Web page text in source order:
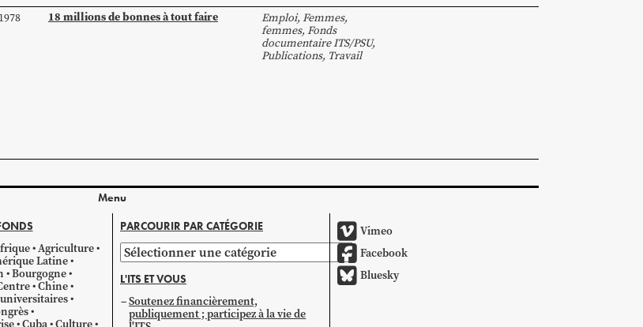
18 millions de bonnes à tout faire Emploi, Femmes,
femmes, Fonds
documentaire ITS/PSU,
Publications, Travail
Menu
Agriculture
Latine
Bourgogne
Chine
Cuba Culture
PARCOURIR PAR CATÉGORIE
Parcourir
par
catégorie
L'ITS ET VOUS
Soutenez financièrement,
publiquement ; participez à la vie de
Vimeo
Facebook
Bluesky